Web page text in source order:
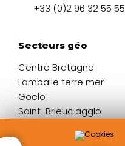
+33 (0)2 96 32 55 55
Secteurs géo
Centre Bretagne
Lamballe terre mer
Goelo
Saint-Brieuc agglo